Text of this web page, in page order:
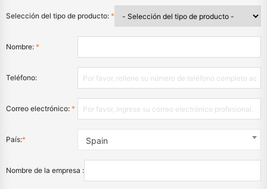
Selección del tipo de producto: *
Nombre: *
Teléfono:
Correo electrónico: *
País:* Spain
Nombre de la empresa :